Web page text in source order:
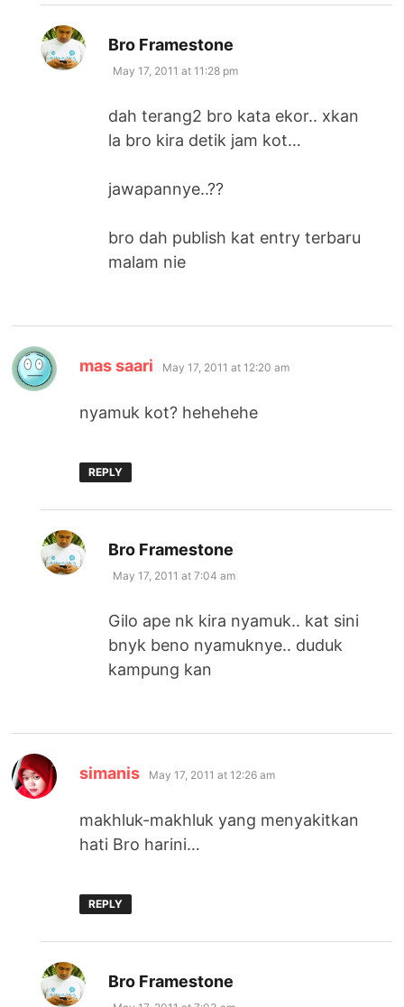
Bro Framestone
May 17, 2011 at 11:28 pm
dah terang2 bro kata ekor.. xkan
la bro kira detik jam kot…
jawapannye..??
bro dah publish kat entry terbaru
malam nie
mas saari says:
May 17, 2011 at 12:20 am
nyamuk kot? hehehehe
REPLY
Bro Framestone
May 17, 2011 at 7:04 am
Gilo ape nk kira nyamuk.. kat sini
bnyk beno nyamuknye.. duduk
kampung kan
simanis says:
May 17, 2011 at 12:26 am
makhluk-makhluk yang menyakitkan
hati Bro harini…
REPLY
Bro Framestone